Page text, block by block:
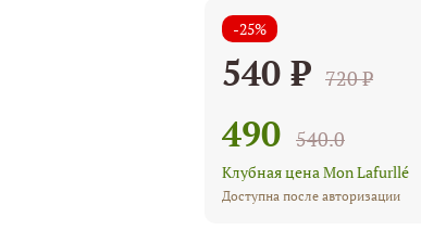
-25%
540 ₽ 720 ₽
490 540.0
Клубная цена Mon Lafurllé
Доступна после авторизации